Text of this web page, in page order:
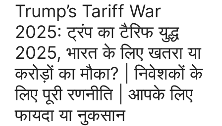
Trump’s Tariff War
2025: ट्रंप का टैरिफ युद्ध
2025, भारत के लिए खतरा या
करोड़ों का मौका? | निवेशकों के
लिए पूरी रणनीति | आपके लिए
फायदा या नुकसान